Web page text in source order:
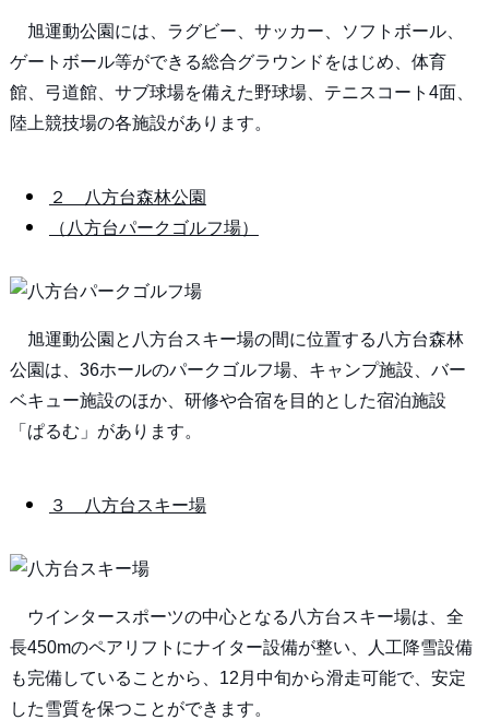
旭運動公園には、ラグビー、サッカー、ソフトボール、
ゲートボール等ができる総合グラウンドをはじめ、体育
館、弓道館、サブ球場を備えた野球場、テニスコート4面、
陸上競技場の各施設があります。
２ 八方台森林公園
（八方台パークゴルフ場）
旭運動公園と八方台スキー場の間に位置する八方台森林
公園は、36ホールのパークゴルフ場、キャンプ施設、バー
ベキュー施設のほか、研修や合宿を目的とした宿泊施設
「ぱるむ」があります。
３ 八方台スキー場
ウインタースポーツの中心となる八方台スキー場は、全
長450mのペアリフトにナイター設備が整い、人工降雪設備
も完備していることから、12月中旬から滑走可能で、安定
した雪質を保つことができます。